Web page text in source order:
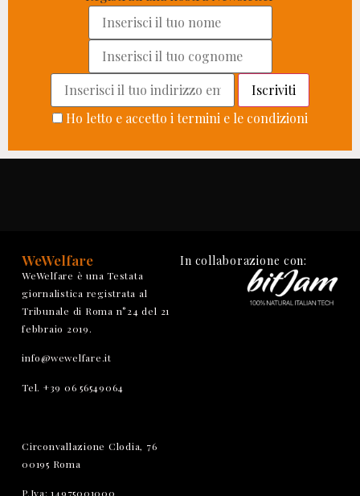
Ho letto e accetto i termini e le condizioni
WeWelfare
WeWelfare è una Testata
giornalistica registrata al
Tribunale di Roma n°24 del 21
febbraio 2019.
info@wewelfare.it
Tel. +39 06 56549064
Circonvallazione Clodia, 76
00195 Roma
P.Iva: 14975001000
In collaborazione con: